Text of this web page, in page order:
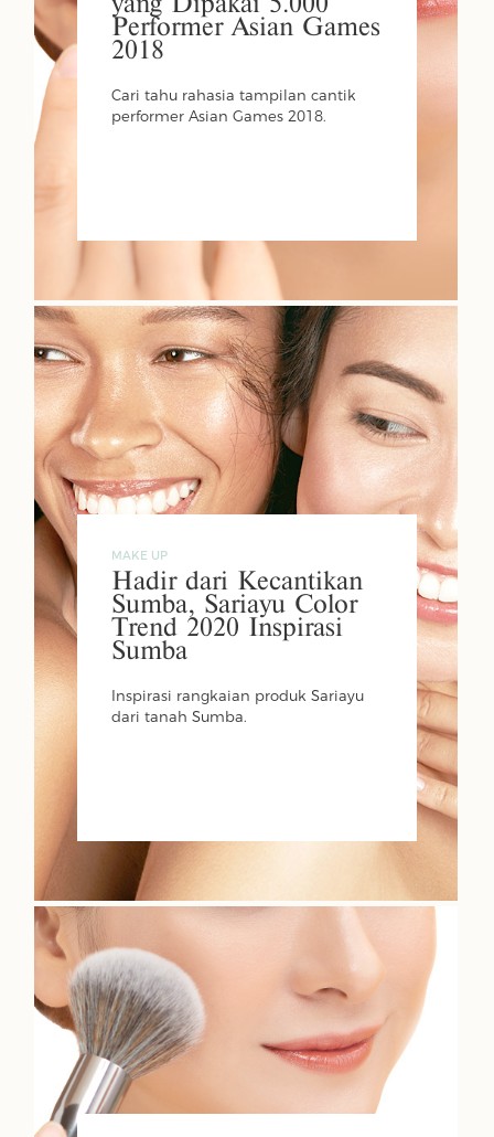
yang Dipakai 5.000
Performer Asian Games
2018
Cari tahu rahasia tampilan cantik
performer Asian Games 2018.
MAKE UP
Hadir dari Kecantikan
Sumba, Sariayu Color
Trend 2020 Inspirasi
Sumba
Inspirasi rangkaian produk Sariayu
dari tanah Sumba.